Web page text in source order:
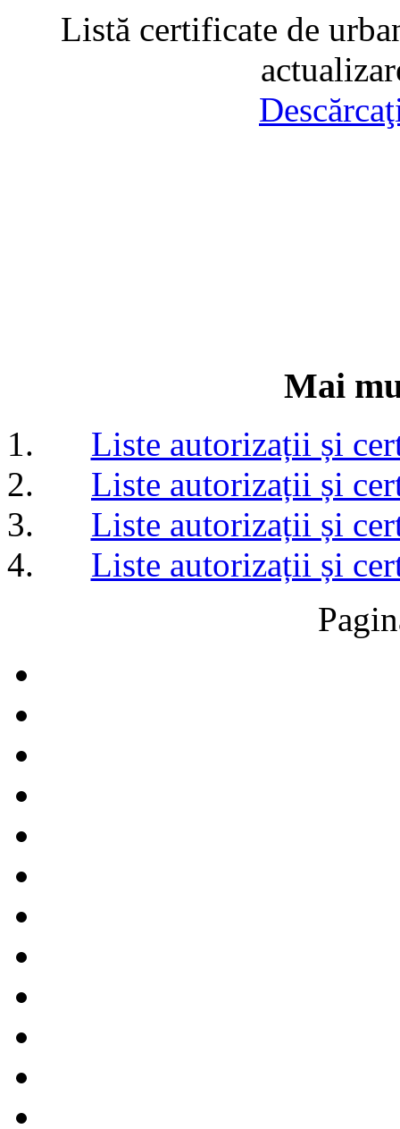
Listă certificate de
Mai
Liste autorizații și
Liste autorizații și
Liste autorizații și
Liste autorizații și